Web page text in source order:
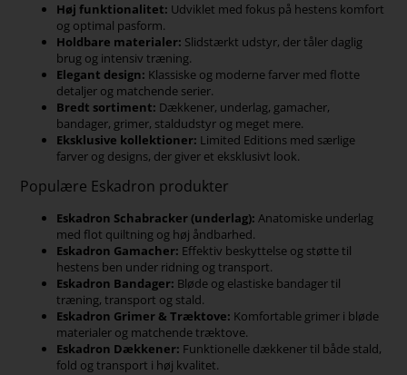
Høj funktionalitet: Udviklet med fokus på hestens komfort
og optimal pasform.
Holdbare materialer: Slidstærkt udstyr, der tåler daglig
brug og intensiv træning.
Elegant design: Klassiske og moderne farver med flotte
detaljer og matchende serier.
Bredt sortiment: Dækkener, underlag, gamacher,
bandager, grimer, staldudstyr og meget mere.
Eksklusive kollektioner: Limited Editions med særlige
farver og designs, der giver et eksklusivt look.
Populære Eskadron produkter
Eskadron Schabracker (underlag): Anatomiske underlag
med flot quiltning og høj åndbarhed.
Eskadron Gamacher: Effektiv beskyttelse og støtte til
hestens ben under ridning og transport.
Eskadron Bandager: Bløde og elastiske bandager til
træning, transport og stald.
Eskadron Grimer & Træktove: Komfortable grimer i bløde
materialer og matchende træktove.
Eskadron Dækkener: Funktionelle dækkener til både stald,
fold og transport i høj kvalitet.